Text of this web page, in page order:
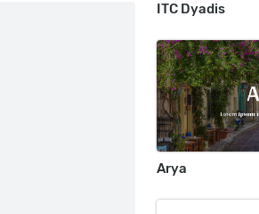
ITC Dyadis
Arya